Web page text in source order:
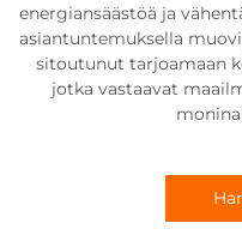
energiansäästöä ja
asiantuntemuksella
sitoutunut tarjoamaan
jotka vastaavat